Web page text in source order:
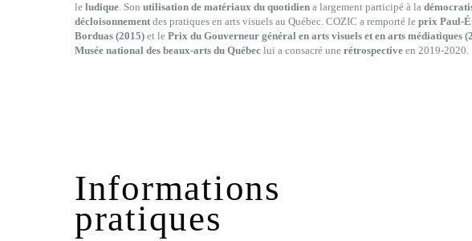
le ludique. Son utilisation de matériaux du quotidiena largement participé à la
décloisonnementdes pratiques en arts visuels au Québec. COZIC a remporté le prix Paul-
Borduas (2015)et le Prix du Gouverneur général en arts visuels et en arts médiatiques
Musée national des beaux-arts du Québeclui a consacré une rétrospectiveen 2019-2020.
Informations
pratiques